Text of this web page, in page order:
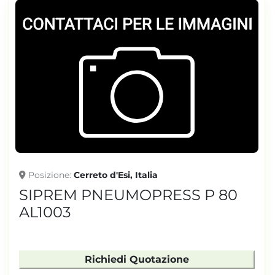
Posizione Cerreto d'Esi, Italia
SIPREM PNEUMOPRESS P 80
AL1003
Richiedi Quotazione